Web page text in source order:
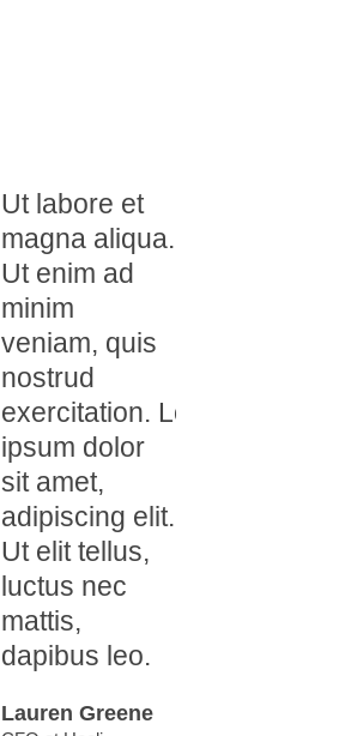
Ut labore et
magna aliqua.
Ut enim ad
minim
veniam, quis
nostrud
exercitation. Lorem
ipsum dolor
sit amet,
adipiscing elit.
Ut elit tellus,
luctus nec
mattis,
dapibus leo.
Lauren Greene